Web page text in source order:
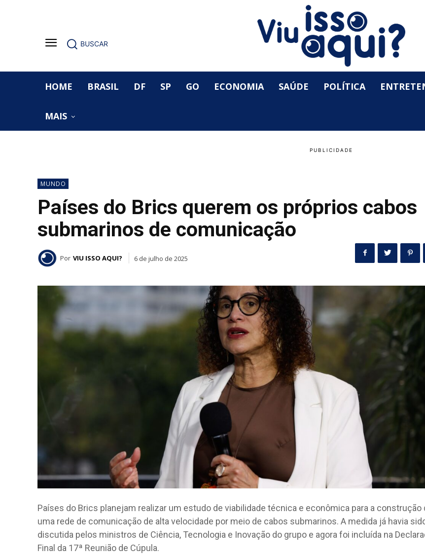
BUSCAR
HOME BRASIL DF SP GO ECONOMIA SAÚDE POLÍTICA
MAIS
MUNDO
Países do Brics querem os próprios cabos
submarinos de comunicação
Por VIU ISSO AQUI? 6 de julho de 2025
Países do Brics planejam realizar um estudo de viabilidade técnica e econômica para a construção
uma rede de comunicação de alta velocidade por meio de cabos submarinos. A medida já havia
discutida pelos ministros de Ciência, Tecnologia e Inovação do grupo e agora foi incluída na
Final da 17ª Reunião de Cúpula.